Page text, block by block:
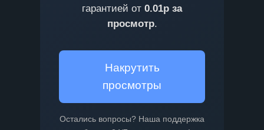
гарантией от 0.01р за
просмотр.
Накрутить
просмотры
Остались вопросы? Наша поддержка